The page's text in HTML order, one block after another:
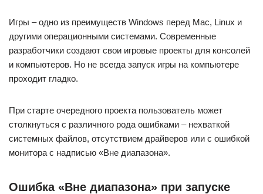
Игры – одно из преимуществ Windows перед Mac, Linux и
другими операционными системами. Современные
разработчики создают свои игровые проекты для консолей
и компьютеров. Но не всегда запуск игры на компьютере
проходит гладко.
При старте очередного проекта пользователь может
столкнуться с различного рода ошибками – нехваткой
системных файлов, отсутствием драйверов или с ошибкой
монитора с надписью «Вне диапазона».
Ошибка «Вне диапазона» при запуске